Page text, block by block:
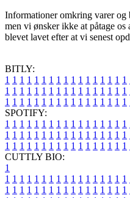
Informationer omkring varer
men vi ønsker ikke at påtage
blevet lavet efter at vi senest
BITLY:
1 1 1 1 1 1 1 1 1 1 1 1 1 1 1 1 1
1 1 1 1 1 1 1 1 1 1 1 1 1 1 1 1 1
1 1 1 1 1 1 1 1 1 1 1 1 1 1 1 1 1
SPOTIFY:
1 1 1 1 1 1 1 1 1 1 1 1 1 1 1 1 1
1 1 1 1 1 1 1 1 1 1 1 1 1 1 1 1 1
1 1 1 1 1 1 1 1 1 1 1 1 1 1 1 1 1
CUTTLY BIO:
1
1 1 1 1 1 1 1 1 1 1 1 1 1 1 1 1 1
1 1 1 1 1 1 1 1 1 1 1 1 1 1 1 1 1